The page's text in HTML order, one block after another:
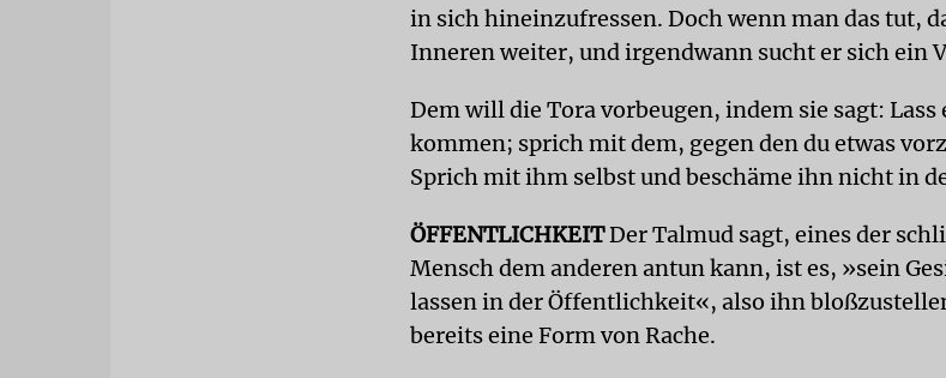
in sich hineinzufressen. Doch wenn man das tut,
Inneren weiter, und irgendwann sucht er sich ein
Dem will die Tora vorbeugen, indem sie sagt: Lass
kommen; sprich mit dem, gegen den du etwas
Sprich mit ihm selbst und beschäme ihn nicht in
ÖFFENTLICHKEITDer Talmud sagt, eines der
Mensch dem anderen antun kann, ist es, »sein
lassen in der Öffentlichkeit«, also ihn
bereits eine Form von Rache.